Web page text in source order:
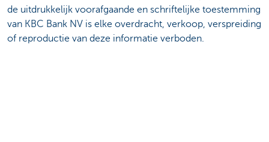
de uitdrukkelijk voorafgaande en schriftelijke toestemming
van KBC Bank NV is elke overdracht, verkoop, verspreiding
of reproductie van deze informatie verboden.